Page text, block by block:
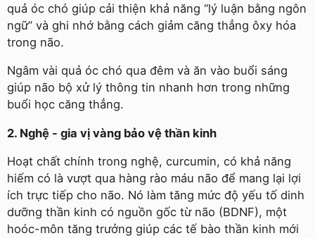
quả óc chó giúp cải thiện khả năng “lý luận bằng ngôn
ngữ” và ghi nhớ bằng cách giảm căng thẳng ôxy hóa
trong não.
Ngâm vài quả óc chó qua đêm và ăn vào buổi sáng
giúp não bộ xử lý thông tin nhanh hơn trong những
buổi học căng thẳng.
2. Nghệ - gia vị vàng bảo vệ thần kinh
Hoạt chất chính trong nghệ, curcumin, có khả năng
hiếm có là vượt qua hàng rào máu não để mang lại lợi
ích trực tiếp cho não. Nó làm tăng mức độ yếu tố dinh
dưỡng thần kinh có nguồn gốc từ não (BDNF), một
hoóc-môn tăng trưởng giúp các tế bào thần kinh mới